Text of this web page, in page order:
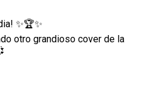
✨🏆✨
otro grandioso cover de la